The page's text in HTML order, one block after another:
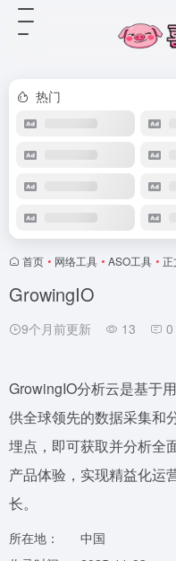
热门
首页 • 网络工具 • ASO工具 • 正
GrowingIO
9个月前更新 13 0
GrowingIO分析云是基于
供全球领先的数据采集和
埋点，即可获取并分析全
产品体验，实现精益化运
长。
所在地：
中国